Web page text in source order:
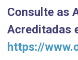
Consulte as
Acreditadas
https://